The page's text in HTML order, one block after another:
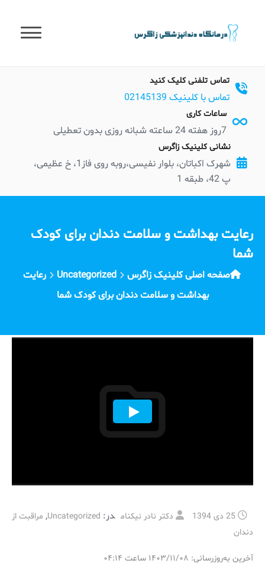
content
تماس تلفنی کلیک کنید
تماس با کلینیک 02145139
ساعات کاری
7روز هفته 24 ساعته شبانه روزی بدون تعطیلی
نشانی کلینیک زاگرس
شهرک اکباتان، بلوار نفیسی،روبه روی فاز1، خ عظیمی،
پ 42، طبقه 1
رعایت بهداشت و سلامت دندان برای کودک
شما
صفحه اصلی کلینیک زاگرس Uncategorized
رعایت
بهداشت و سلامت دندان برای کودک شما
25 دی 1394 دکتر نادر نیکنام در: Uncategorized
, مراقبت از
دندان
آخرین به‌روزرسانی: ۱۴۰۳/۱۱/۰۸ ساعت ۰۴:۱۴